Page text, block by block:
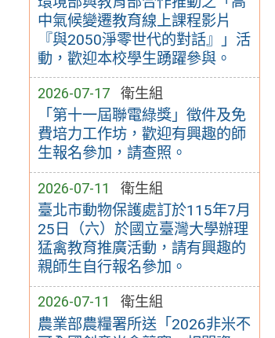
中氣候變遷教育線上課程影片
『與2050淨零世代的對話』」活
動，歡迎本校學生踴躍參與。
2026-07-17 衛生組
「第十一屆聯電綠獎」徵件及免
費培力工作坊，歡迎有興趣的師
生報名參加，請查照。
2026-07-11 衛生組
臺北市動物保護處訂於115年7月
25日（六）於國立臺灣大學辦理
猛禽教育推廣活動，請有興趣的
親師生自行報名參加。
2026-07-11 衛生組
農業部農糧署所送「2026非米不